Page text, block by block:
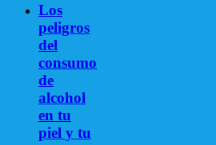
Los
peligros
del
consumo
de
alcohol
en tu
piel y tu